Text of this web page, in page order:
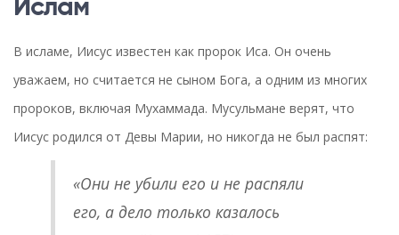
Ислам
В исламе, Иисус известен как пророк Иса. Он очень
уважаем, но считается не сыном Бога, а одним из многих
пророков, включая Мухаммада. Мусульмане верят, что
Иисус родился от Девы Марии, но никогда не был распят:
«Они не убили его и не распяли
его, а дело только казалось